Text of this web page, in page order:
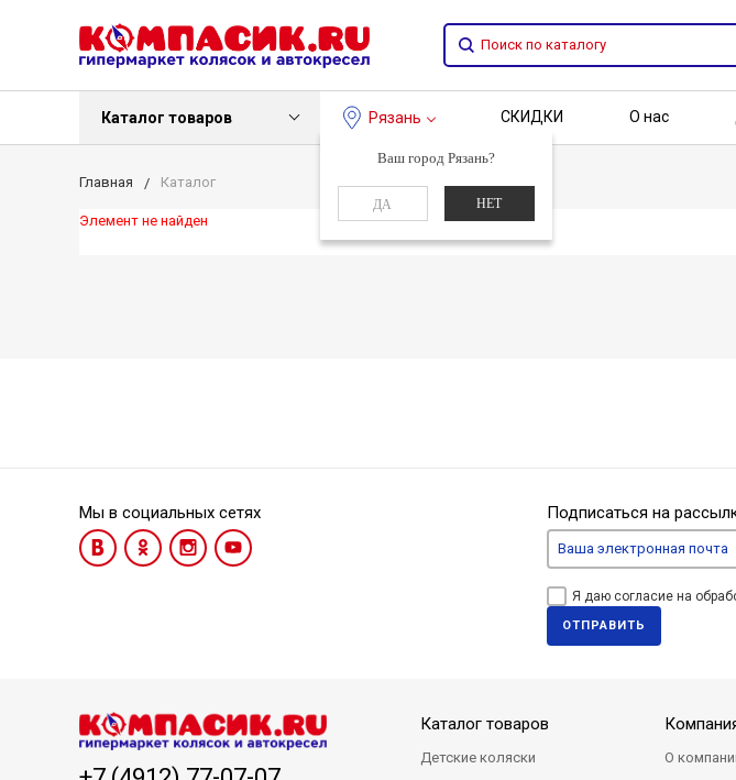
Каталог товаров Рязань
Ваш город Рязань?
ДА НЕТ
СКИДКИ О нас
Главная Каталог
Элемент не найден
Мы в социальных сетях Подписаться на
Я даю согласие на
ОТПРАВИТЬ
Каталог товаров
Детские коляски
О